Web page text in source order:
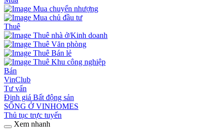
Mua chuyển nhượng
Mua chủ đầu tư
Thuê
Thuê nhà ở/Kinh doanh
Thuê Văn phòng
Thuê Bán lẻ
Thuê Khu công nghiệp
Bán
VinClub
Tư vấn
Định giá Bất động sản
SỐNG Ở VINHOMES
Thủ tục trực tuyến
Xem nhanh